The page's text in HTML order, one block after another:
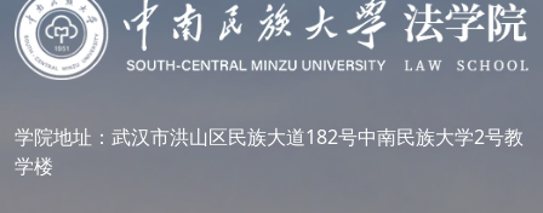
学院地址：武汉市洪山区民族大道182号中南民族大学2号教
学楼